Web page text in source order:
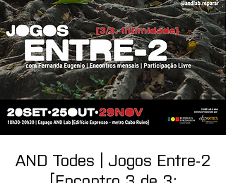
AND Todes | Jogos Entre-2